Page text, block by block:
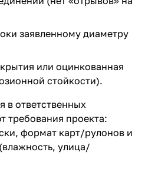
заявленному диаметру
или оцинкованная
стойкости).
в ответственных
требования проекта:
формат карт/рулонов и
улица/